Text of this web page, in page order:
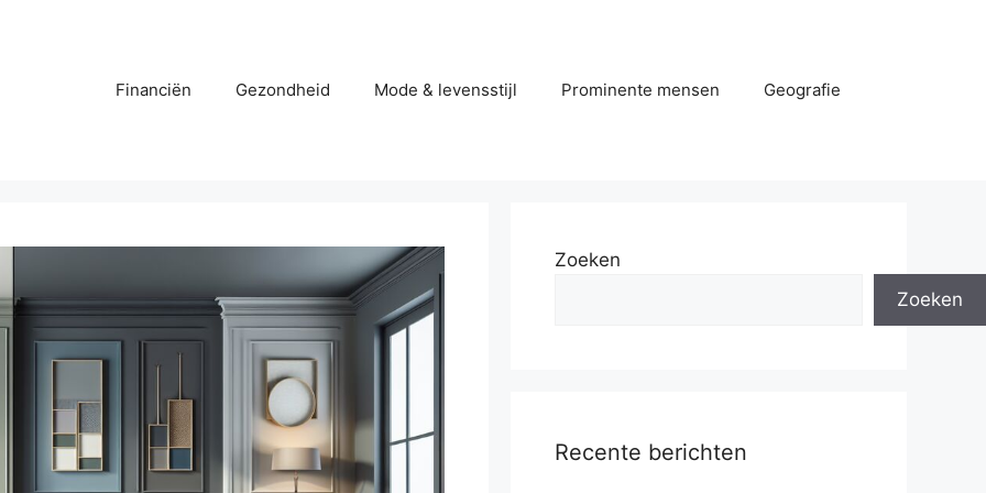
Financiën Gezondheid Mode & levensstijl Prominente mensen Geografie
Zoeken
Zoeken
Recente berichten